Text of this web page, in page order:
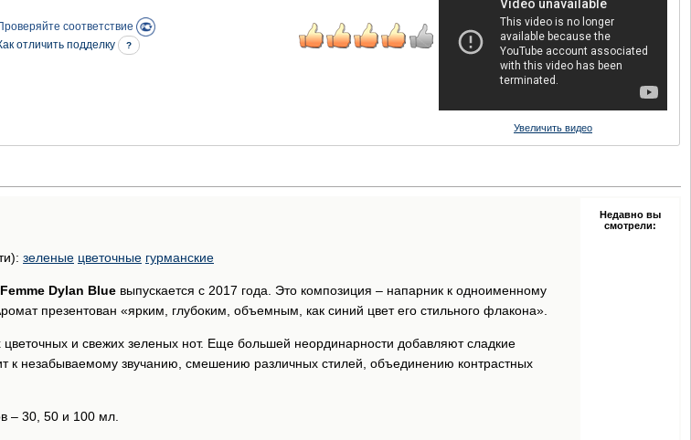
соответствие
отличить подделку
?
Увеличить видео
зеленые цветочные гурманские
Dylan Blue выпускается с 2017 года. Это композиция – напарник к одноименному
презентован «ярким, глубоким, объемным, как синий цвет его стильного флакона».
и свежих зеленых нот. Еще большей неординарности добавляют сладкие
к незабываемому звучанию, смешению различных стилей, объединению контрастных
– 30, 50 и 100 мл.
Недавно вы
смотрели: